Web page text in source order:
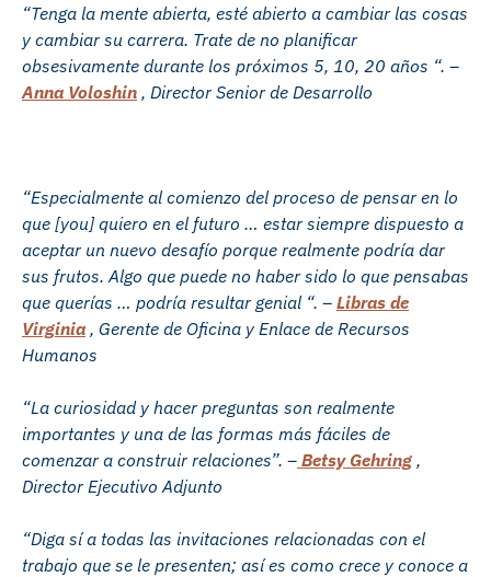
“Tenga la mente abierta, esté abierto a cambiar las cosas
y cambiar su carrera. Trate de no planificar
obsesivamente durante los próximos 5, 10, 20 años “. –
Anna Voloshin , Director Senior de Desarrollo
“Especialmente al comienzo del proceso de pensar en lo
que [you] quiero en el futuro … estar siempre dispuesto a
aceptar un nuevo desafío porque realmente podría dar
sus frutos. Algo que puede no haber sido lo que pensabas
que querías … podría resultar genial “. – Libras de
Virginia , Gerente de Oficina y Enlace de Recursos
Humanos
“La curiosidad y hacer preguntas son realmente
importantes y una de las formas más fáciles de
comenzar a construir relaciones”. – Betsy Gehring ,
Director Ejecutivo Adjunto
“Diga sí a todas las invitaciones relacionadas con el
trabajo que se le presenten; así es como crece y conoce a